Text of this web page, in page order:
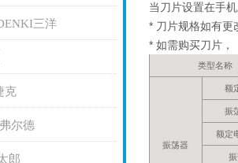
三洋
克
尔德
郎
当刀片设置在手
* 刀片规格如有更
* 如需购买刀片，
类型名称
振荡器
额
振
额定